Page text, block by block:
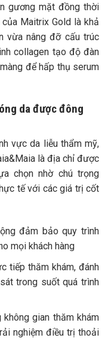
gương mặt đồng thời
Maitrix Gold là khả
vừa nâng đỡ cấu trúc
collagen tạo độ đàn
để hấp thụ serum
da được đông
vực da liễu thẩm mỹ,
là địa chỉ được
chọn nhờ chú trọng
tế với các giá trị cốt
đảm bảo quy trình
mọi khách hàng
tiếp thăm khám, đánh
trong suốt quá trình
gian thăm khám
nghiệm điều trị thoải